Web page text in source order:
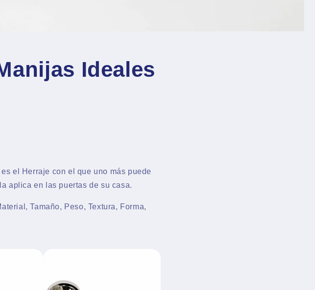
Ideales
el Herraje con el que uno más puede
aplica en las puertas de su casa.
Tamaño, Peso, Textura, Forma,